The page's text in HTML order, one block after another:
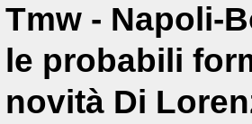
Tmw - Napoli-
le probabili
novità Di